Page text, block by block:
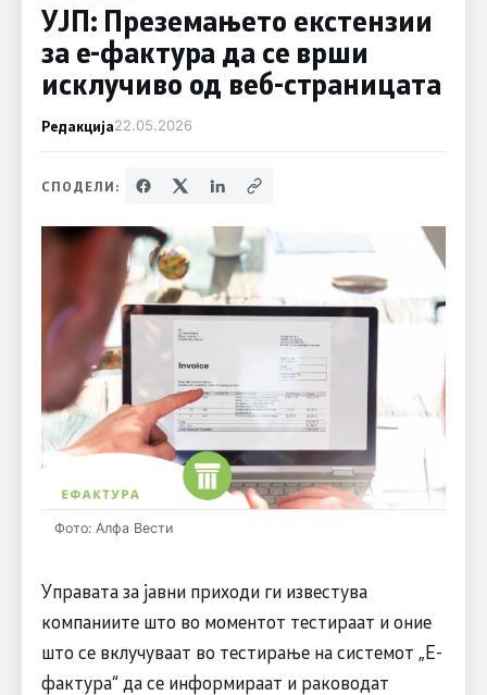
УЈП: Преземањето екстензии
за е-фактура да се врши
исклучиво од веб-страницата
Редакција22.05.2026
СПОДЕЛИ:
Фото: Алфа Вести
Управата за јавни приходи ги известува
компаниите што во моментот тестираат и оние
што се вклучуваат во тестирање на системот „Е-
фактура“ да се информираат и раководат